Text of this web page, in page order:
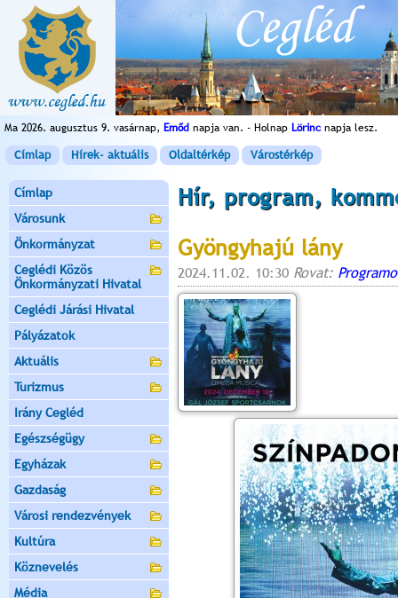
Ma 2026. augusztus 9. vasárnap, Emőd napja van. - Holnap Lörinc napja lesz.
Címlap Hírek- aktuális Oldaltérkép Várostérkép
Címlap
Városunk
Önkormányzat
Ceglédi Közös
Önkormányzati Hivatal
Ceglédi Járási Hivatal
Pályázatok
Aktuális
Turizmus
Irány Cegléd
Egészségügy
Egyházak
Gazdaság
Városi rendezvények
Kultúra
Köznevelés
Média
Hír, program,
Gyöngyhajú lány
2024.11.02. 10:30 Rovat: